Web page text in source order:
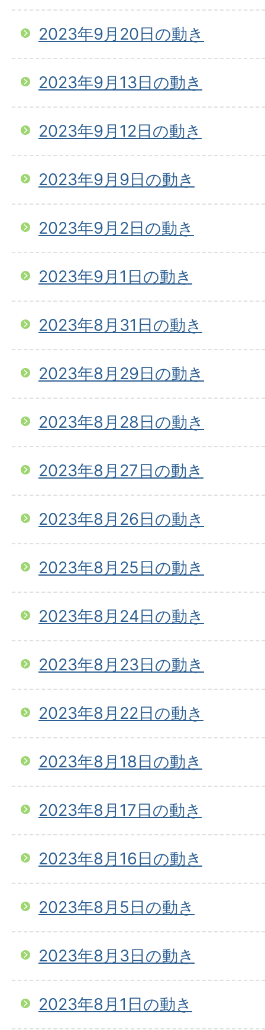
2023年9月20日の動き
2023年9月13日の動き
2023年9月12日の動き
2023年9月9日の動き
2023年9月2日の動き
2023年9月1日の動き
2023年8月31日の動き
2023年8月29日の動き
2023年8月28日の動き
2023年8月27日の動き
2023年8月26日の動き
2023年8月25日の動き
2023年8月24日の動き
2023年8月23日の動き
2023年8月22日の動き
2023年8月18日の動き
2023年8月17日の動き
2023年8月16日の動き
2023年8月5日の動き
2023年8月3日の動き
2023年8月1日の動き